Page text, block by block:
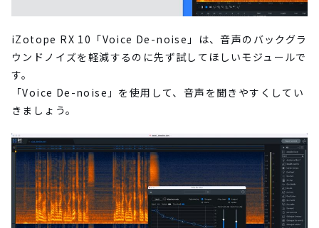
iZotope RX 10「Voice De-noise」は、音声のバックグラ
ウンドノイズを軽減するのに先ず試してほしいモジュールで
す。
「Voice De-noise」を使用して、音声を聞きやすくしてい
きましょう。